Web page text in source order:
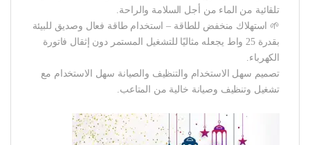
تلقائية من الماء من أجل السلامة والراحة.
🌱 استهلاك منخفض للطاقة – استخدام طاقة فعال وصديق للبيئة
بقدرة 25 واط يجعله مثاليًا للتشغيل المستمر دون إثقال فاتورة
الكهرباء.
تصميم سهل الاستخدام والتنظيف والصيانة سهل الاستخدام مع
تشغيل وتنظيف وصيانة خالية من المتاعب.